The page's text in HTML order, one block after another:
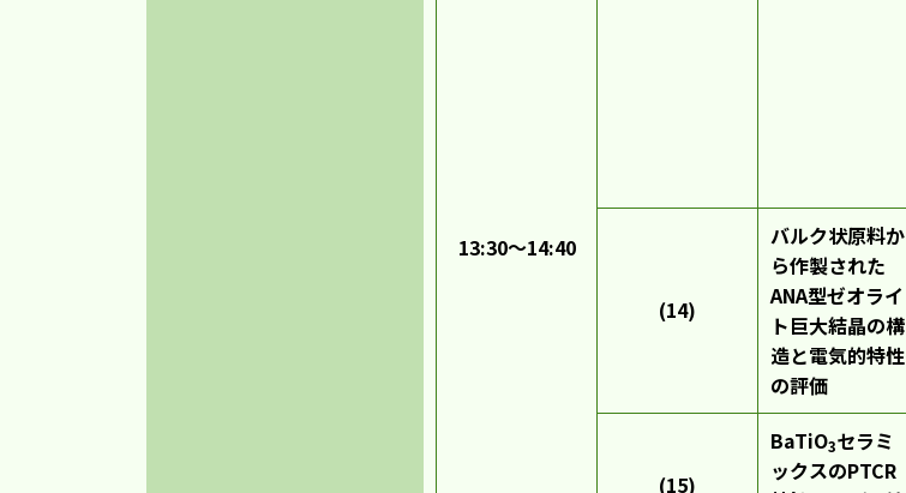
13:30～14:40
(14)
バルク状原料か
ら作製された
ANA型ゼオライ
ト巨大結晶の構
造と電気的特性
の評価
(15)
BaTiO3セラミ
ックスのPTCR